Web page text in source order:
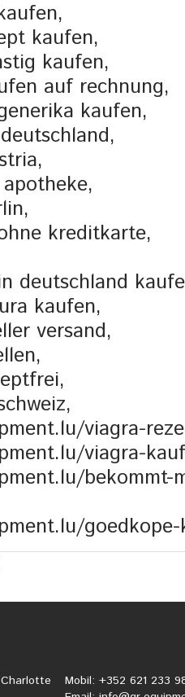
kaufen,
kaufen,
auf rechnung,
kaufen,
kreditkarte,
deutschland
kaufen,
versand,
viagra-
viagra-
bekommt-
Charlotte
Mobil: +352 621 233